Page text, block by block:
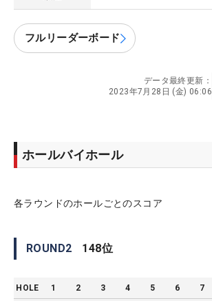
フルリーダーボード
データ最終更新：
2023年7月28日 (金) 06:06
ホールバイホール
各ラウンドのホールごとのスコア
ROUND2 148位
HOLE 1 2 3 4 5 6 7